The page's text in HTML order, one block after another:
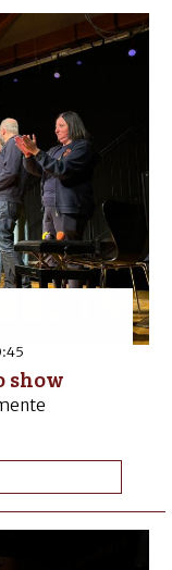
show